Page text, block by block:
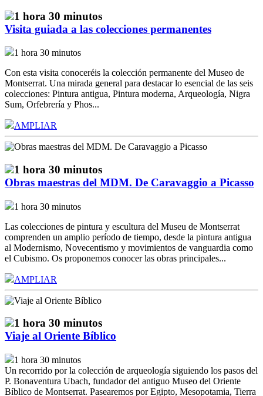
1 hora 30 minutos
Visita guiada a las colecciones permanentes
1 hora 30 minutos
Con esta visita conoceréis la colección permanente del Museo de
Montserrat. Una mirada general para destacar lo esencial de las seis
colecciones: Pintura antigua, Pintura moderna, Arqueología, Nigra
Sum, Orfebrería y Phos...
AMPLIAR
1 hora 30 minutos
Obras maestras del MDM. De Caravaggio a Picasso
1 hora 30 minutos
Las colecciones de pintura y escultura del Museu de Montserrat
comprenden un amplio período de tiempo, desde la pintura antigua
al Modernismo, Novecentismo y movimientos de vanguardia como
el Cubismo. Os proponemos conocer las obras principales...
AMPLIAR
1 hora 30 minutos
Viaje al Oriente Bíblico
1 hora 30 minutos
Un recorrido por la colección de arqueología siguiendo los pasos del
P. Bonaventura Ubach, fundador del antiguo Museo del Oriente
Bíblico de Montserrat. Pasearemos por Egipto, Mesopotamia, Tierra